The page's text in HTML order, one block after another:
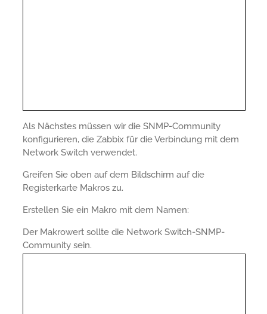
Als Nächstes müssen wir die SNMP-Community
konfigurieren, die Zabbix für die Verbindung mit dem
Network Switch verwendet.
Greifen Sie oben auf dem Bildschirm auf die
Registerkarte Makros zu.
Erstellen Sie ein Makro mit dem Namen:
Der Makrowert sollte die Network Switch-SNMP-
Community sein.